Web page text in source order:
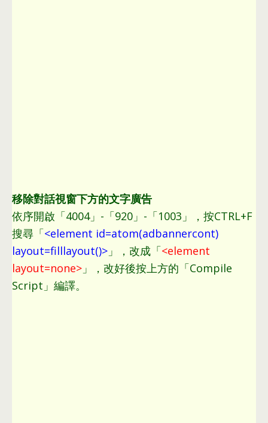
移除對話視窗下方的文字廣告
依序開啟「4004」-「920」-「1003」
， 按CTRL+F
搜尋「<element id=atom(adbannercont)
layout=filllayout()> 」 ， 改成「<element
layout=none> 」 ， 改好後按上方的「Compile
Script」編譯。